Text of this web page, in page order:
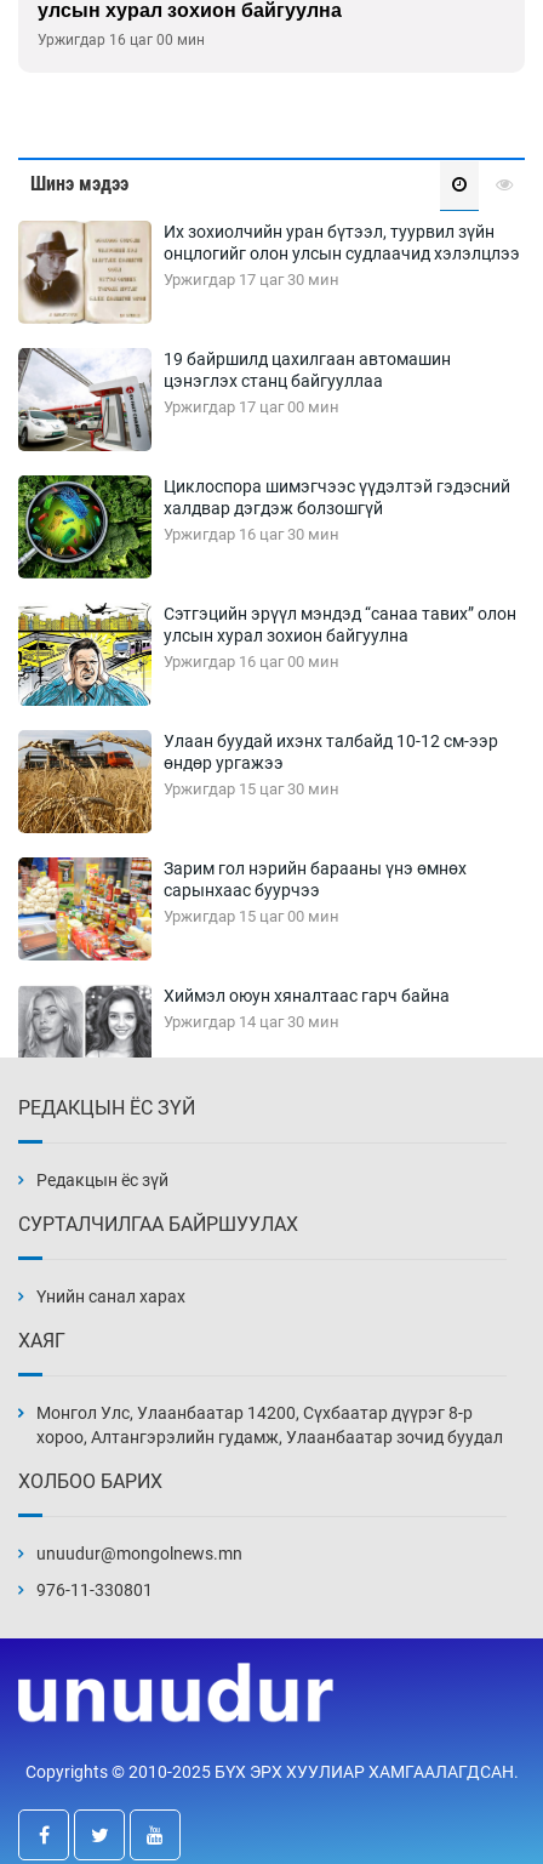
улсын хурал зохион байгуулна
Уржигдар 16 цаг 00 мин
Шинэ мэдээ
Их зохиолчийн уран бүтээл, туурвил зүйн
онцлогийг олон улсын судлаачид хэлэлцлээ
Уржигдар 17 цаг 30 мин
19 байршилд цахилгаан автомашин
цэнэглэх станц байгууллаа
Уржигдар 17 цаг 00 мин
Циклоспора шимэгчээс үүдэлтэй гэдэсний
халдвар дэгдэж болзошгүй
Уржигдар 16 цаг 30 мин
Сэтгэцийн эрүүл мэндэд “санаа тавих” олон
улсын хурал зохион байгуулна
Уржигдар 16 цаг 00 мин
Улаан буудай ихэнх талбайд 10-12 см-ээр
өндөр ургажээ
Уржигдар 15 цаг 30 мин
Зарим гол нэрийн барааны үнэ өмнөх
сарынхаас буурчээ
Уржигдар 15 цаг 00 мин
Хиймэл оюун хяналтаас гарч байна
Уржигдар 14 цаг 30 мин
Уржигдар 14 цаг 00 мин
нэмэгджээ
Уржигдар 13 цаг 30 мин
Уржигдар 13 цаг 00 мин
Уржигдар 12 цаг 30 мин
үйлчилж буй гэв
Уржигдар 12 цаг 00 мин
РЕДАКЦЫН ЁС ЗҮЙ
Редакцын ёс зүй
СУРТАЛЧИЛГАА БАЙРШУУЛАХ
Үнийн санал харах
ХАЯГ
Монгол Улс, Улаанбаатар 14200, Сүхбаатар дүүрэг 8-р
хороо, Алтангэрэлийн гудамж, Улаанбаатар зочид буудал
ХОЛБОО БАРИХ
unuudur@mongolnews.mn
976-11-330801
Copyrights © 2010-2025 БҮХ ЭРХ ХУУЛИАР ХАМГААЛАГДСАН.